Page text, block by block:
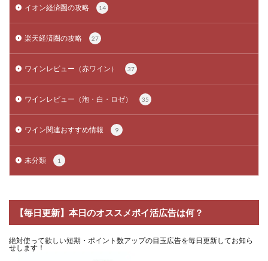
イオン経済圏の攻略 14
楽天経済圏の攻略 27
ワインレビュー（赤ワイン） 37
ワインレビュー（泡・白・ロゼ） 35
ワイン関連おすすめ情報 9
未分類 1
【毎日更新】本日のオススメポイ活広告は何？
絶対使って欲しい短期・ポイント数アップの目玉広告を毎日更新してお知ら
せします！